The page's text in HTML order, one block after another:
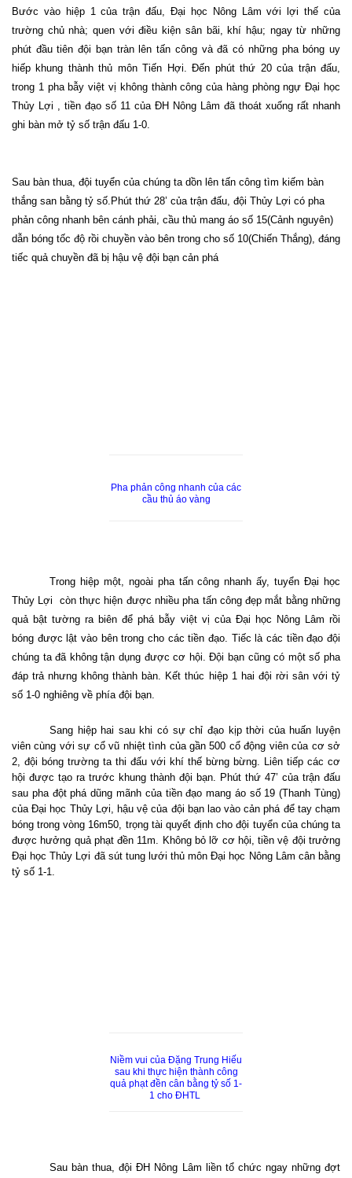
Bước vào hiệp 1 của trận đấu, Đại học Nông Lâm với lợi thế của
trường chủ nhà; quen với điều kiện sân bãi, khí hậu; ngay từ những
phút đầu tiên đội bạn tràn lên tấn công và đã có những pha bóng uy
hiếp khung thành thủ môn Tiến Hợi. Đến phút thứ 20 của trận đấu,
trong 1 pha bẫy việt vị không thành công của hàng phòng ngự Đại học
Thủy Lợi , tiền đạo số 11 của ĐH Nông Lâm đã thoát xuống rất nhanh
ghi bàn mở tỷ số trận đấu 1-0.
Sau bàn thua, đội tuyển của chúng ta dồn lên tấn công tìm kiếm bàn
thắng san bằng tỷ số.Phút thứ 28’ của trận đấu, đội Thủy Lợi có pha
phản công nhanh bên cánh phải, cầu thủ mang áo số 15(Cảnh nguyên)
dẫn bóng tốc độ rồi chuyền vào bên trong cho số 10(Chiến Thắng), đáng
tiếc quả chuyền đã bị hậu vệ đội bạn cản phá
Pha phản công nhanh của các
cầu thủ áo vàng
Trong hiệp một, ngoài pha tấn công nhanh ấy, tuyển Đại học
Thủy Lợi
còn thực hiện được nhiều pha tấn công đẹp mắt bằng những
quả bật tường ra biên để phá bẫy việt vị của Đại học Nông Lâm rồi
bóng được lật vào bên trong cho các tiền đạo. Tiếc là các tiền đạo đội
chúng ta đã không tận dụng được cơ hội. Đội bạn cũng có một số pha
đáp trả nhưng không thành bàn. Kết thúc hiệp 1 hai đội rời sân với tỷ
số 1-0 nghiêng về phía đội bạn.
Sang hiệp hai sau khi có sự chỉ đạo kịp thời của huấn luyện
viên cùng với sự cổ vũ nhiệt tình của gần 500 cổ động viên của cơ sở
2, đội bóng trường ta thi đấu với khí thế bừng bừng. Liên tiếp các cơ
hội được tạo ra trước khung thành đội bạn. Phút thứ 47’ của trận đấu
sau pha đột phá dũng mãnh của tiền đạo mang áo số 19 (Thanh Tùng)
của Đại học Thủy Lợi, hậu vệ của đội bạn lao vào cản phá để tay chạm
bóng trong vòng 16m50, trọng tài quyết định cho đội tuyển của chúng ta
được hưởng quả phạt đền 11m. Không bỏ lỡ cơ hội, tiền vệ đội trưởng
Đại học Thủy Lợi đã sút tung lưới thủ môn Đại học Nông Lâm cân bằng
tỷ số 1-1.
Niềm vui của Đặng Trung Hiếu
sau khi thực hiện thành công
quả phạt đền cân bằng tỷ số 1-
1 cho ĐHTL
Sau bàn thua, đội ĐH Nông Lâm liền tổ chức ngay những đợt